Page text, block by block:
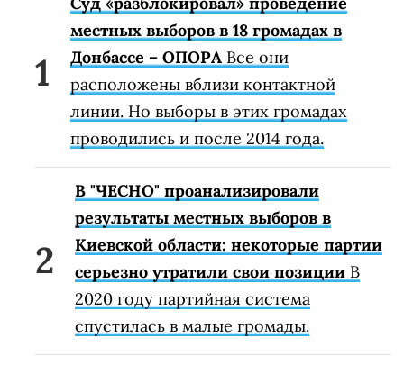
местных выборов в 18 громадах в
Донбассе – ОПОРА Все они
расположены вблизи контактной
линии. Но выборы в этих громадах
проводились и после 2014 года.
В "ЧЕСНО" проанализировали
результаты местных выборов в
Киевской области: некоторые партии
серьезно утратили свои позиции В
2020 году партийная система
спустилась в малые громады.